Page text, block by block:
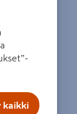
kaikki